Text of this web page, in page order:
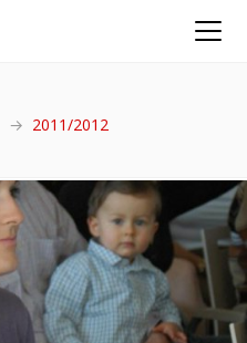
2011/2012